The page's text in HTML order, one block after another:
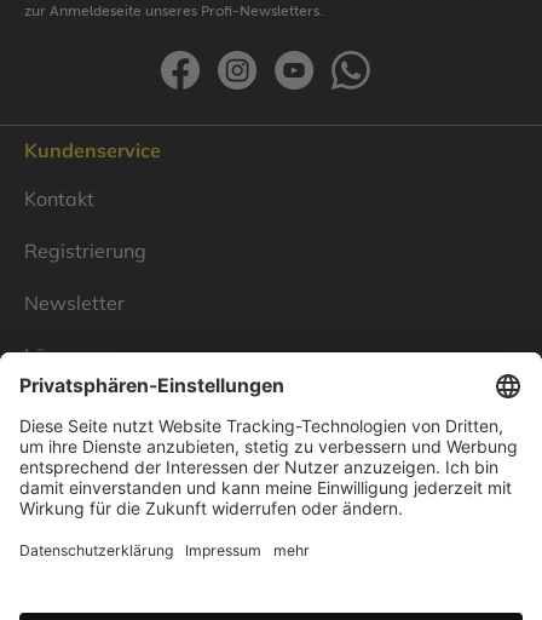
zur Anmeldeseite unseres Profi-Newsletters.
Kundenservice
Kontakt
Registrierung
Newsletter
Lösungen
Über Linnenbecker
Unsere Standorte
Unternehmen